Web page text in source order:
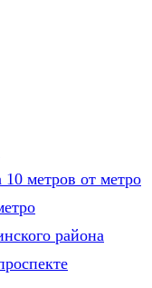
метров от метро
района